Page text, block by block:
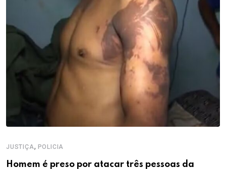
JUSTIÇA, POLICIA
Homem é preso por atacar três pessoas da